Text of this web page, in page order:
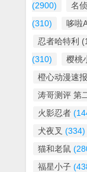
(2900)
名
(310)
哆啦
忍者哈特利
(310)
樱桃
橙心动漫速报
涛哥测评 第
火影忍者
犬夜叉 (334)
猫和老鼠
福星小子